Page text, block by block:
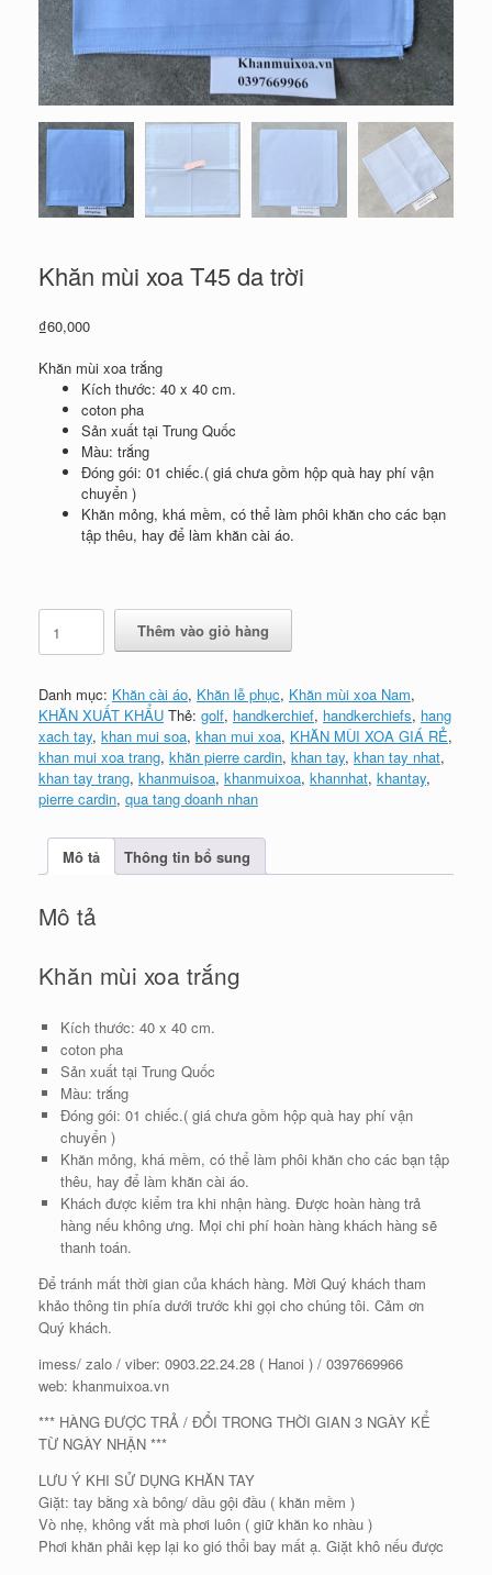
Khăn mùi xoa T45 da trời
₫60,000
Khăn mùi xoa trắng
Kích thước: 40 x 40 cm.
coton pha
Sản xuất tại Trung Quốc
Màu: trắng
Đóng gói: 01 chiếc.( giá chưa gồm hộp quà hay phí vận
chuyển )
Khăn mỏng, khá mềm, có thể làm phôi khăn cho các bạn
tập thêu, hay để làm khăn cài áo.
mùi
xoa
da
trời
số
lượng
Thêm vào giỏ hàng
Danh mục: Khăn cài áo, Khăn lễ phục, Khăn mùi xoa Nam,
KHĂN XUẤT KHẨU Thẻ: golf, handkerchief, handkerchiefs, hang
xach tay, khan mui soa, khan mui xoa, KHĂN MÙI XOA GIÁ RẺ,
khan mui xoa trang, khăn pierre cardin, khan tay, khan tay nhat,
khan tay trang, khanmuisoa, khanmuixoa, khannhat, khantay,
pierre cardin, qua tang doanh nhan
Mô tả Thông tin bổ sung
Mô tả
Khăn mùi xoa trắng
Kích thước: 40 x 40 cm.
coton pha
Sản xuất tại Trung Quốc
Màu: trắng
Đóng gói: 01 chiếc.( giá chưa gồm hộp quà hay phí vận
chuyển )
Khăn mỏng, khá mềm, có thể làm phôi khăn cho các bạn tập
thêu, hay để làm khăn cài áo.
Khách được kiểm tra khi nhận hàng. Được hoàn hàng trả
hàng nếu không ưng. Mọi chi phí hoàn hàng khách hàng sẽ
thanh toán.
Để tránh mất thời gian của khách hàng. Mời Quý khách tham
khảo thông tin phía dưới trước khi gọi cho chúng tôi. Cảm ơn
Quý khách.
imess/ zalo / viber: 0903.22.24.28 ( Hanoi ) / 0397669966
web: khanmuixoa.vn
*** HÀNG ĐƯỢC TRẢ / ĐỔI TRONG THỜI GIAN 3 NGÀY KỂ
TỪ NGÀY NHẬN ***
LƯU Ý KHI SỬ DỤNG KHĂN TAY
Giặt: tay bằng xà bông/ dầu gội đầu ( khăn mềm )
Vò nhẹ, không vắt mà phơi luôn ( giữ khăn ko nhàu )
Phơi khăn phải kẹp lại ko gió thổi bay mất ạ. Giặt khô nếu được